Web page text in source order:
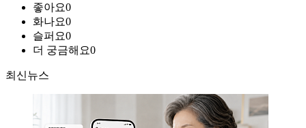
좋아요0
화나요0
슬퍼요0
더 궁금해요0
최신뉴스